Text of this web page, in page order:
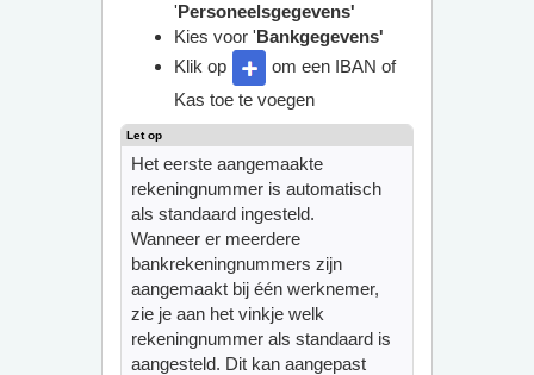
'Personeelsgegevens'
Kies voor 'Bankgegevens'
Klik op
om een IBAN of
Kas toe te voegen
Het eerste aangemaakte
rekeningnummer is automatisch
als standaard ingesteld.
Wanneer er meerdere
bankrekeningnummers zijn
aangemaakt bij één werknemer,
zie je aan het vinkje welk
rekeningnummer als standaard is
aangesteld. Dit kan aangepast